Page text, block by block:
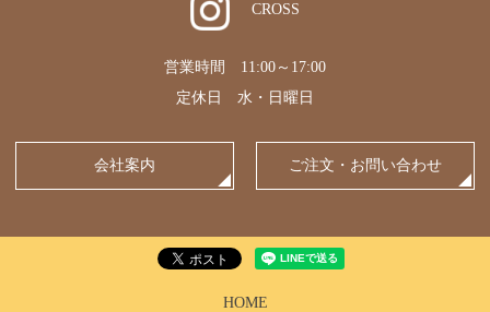
CROSS
営業時間 11:00～17:00
定休日 水・日曜日
会社案内 ご注文・お問い合わせ
HOME